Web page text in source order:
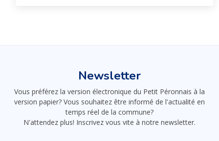
Newsletter
Vous préférez la version électronique du Petit Péronnais à la
version papier? Vous souhaitez être informé de l'actualité en
temps réel de la commune?
N'attendez plus! Inscrivez vous vite à notre newsletter.